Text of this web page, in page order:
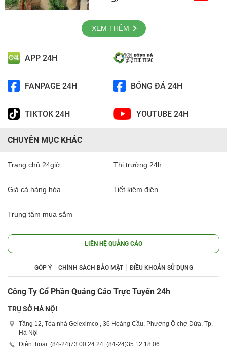
XEM THÊM
APP 24H
FANPAGE 24H BÓNG ĐÁ 24H
TIKTOK 24H YOUTUBE 24H
CHUYÊN MỤC KHÁC
Trang chủ 24giờ Thị trường 24h
Giá cả hàng hóa Tiết kiệm điện
Trung tâm mua sắm
LIÊN HỆ QUẢNG CÁO
GÓP Ý CHÍNH SÁCH BẢO MẬT ĐIỀU KHOẢN SỬ DỤNG
Công Ty Cổ Phần Quảng Cáo Trực Tuyến 24h
TRỤ SỞ HÀ NỘI
Tầng 12, Tòa nhà Geleximco , 36 Hoàng Cầu, Phường Ô chợ Dừa, Tp.
Hà Nội
Điện thoại: (84-24)73 00 24 24 | (84-24)35 12 18 06